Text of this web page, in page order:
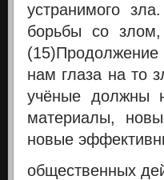
устранимого
борьбы со
нам глаза на то
учёные должны
материалы,
новые
общественных